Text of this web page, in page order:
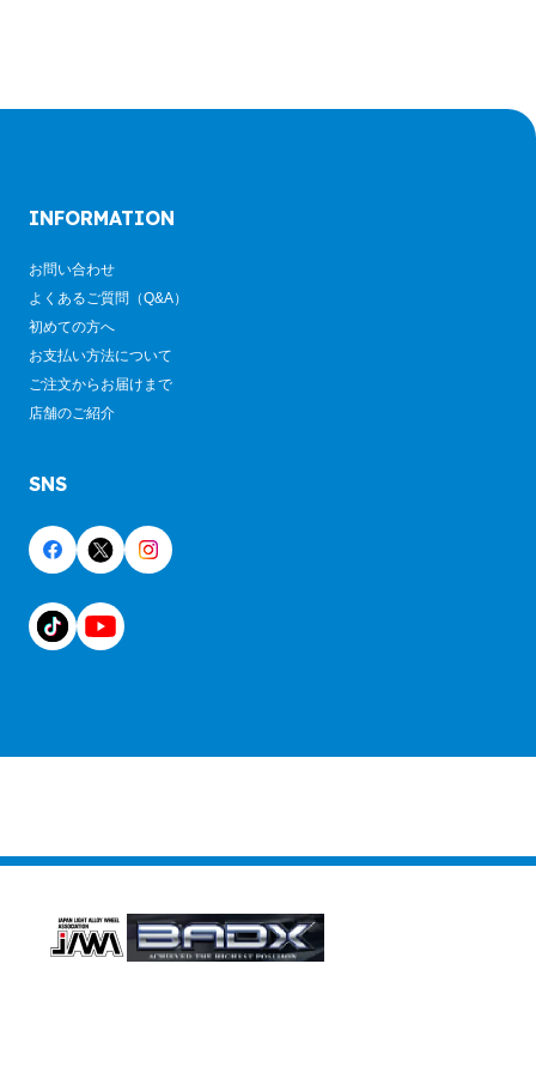
INFORMATION
お問い合わせ
よくあるご質問（Q&A）
初めての方へ
お支払い方法について
ご注文からお届けまで
店舗のご紹介
SNS